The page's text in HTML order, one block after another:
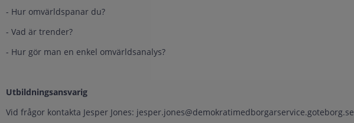
- Hur omvärldspanar du?
- Vad är trender?
- Hur gör man en enkel omvärldsanalys?
Utbildningsansvarig
Vid frågor kontakta Jesper Jones: jesper.jones@demokratimedborgarservice.goteborg.se